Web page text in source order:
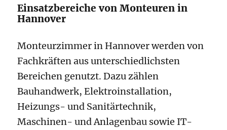
Einsatzbereiche von Monteuren in
Hannover
Monteurzimmer in Hannover werden von
Fachkräften aus unterschiedlichsten
Bereichen genutzt. Dazu zählen
Bauhandwerk, Elektroinstallation,
Heizungs- und Sanitärtechnik,
Maschinen- und Anlagenbau sowie IT-